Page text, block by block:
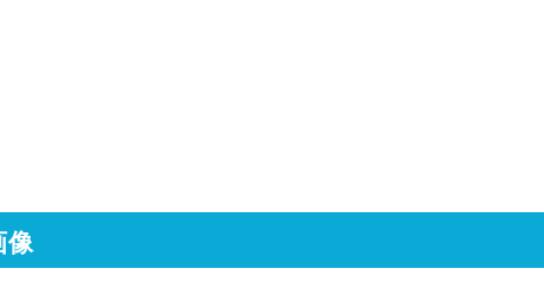
像